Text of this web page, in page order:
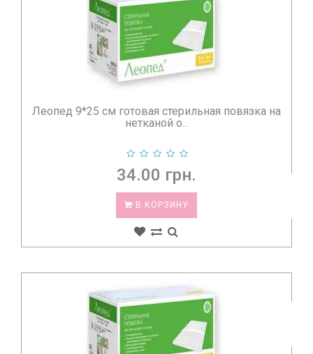
Леопед 9*25 см готовая стерильная повязка на
нетканой о...
34.00 грн.
В КОРЗИНУ